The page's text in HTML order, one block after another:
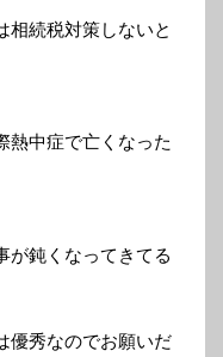
相続税対策しないと
熱中症で亡くなった
が鈍くなってきてる
優秀なのでお願いだ